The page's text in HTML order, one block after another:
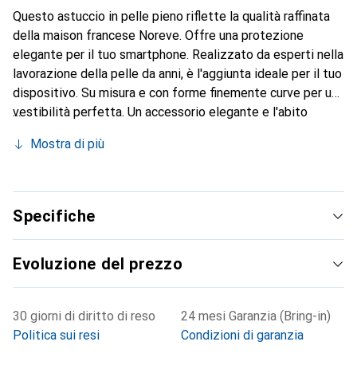
Questo astuccio in pelle pieno riflette la qualità raffinata
della maison francese Noreve. Offre una protezione
elegante per il tuo smartphone. Realizzato da esperti nella
lavorazione della pelle da anni, è l'aggiunta ideale per il tuo
dispositivo. Su misura e con forme finemente curve per una
vestibilità perfetta. Un accessorio elegante e l'abito
conosciuto a livello internazionale per i suoi prodotti di
cliente esigente.
Mostra di più
Specifiche
Evoluzione del prezzo
30 giorni di diritto di reso
Politica sui resi
24 mesi Garanzia (Bring-in)
Condizioni di garanzia